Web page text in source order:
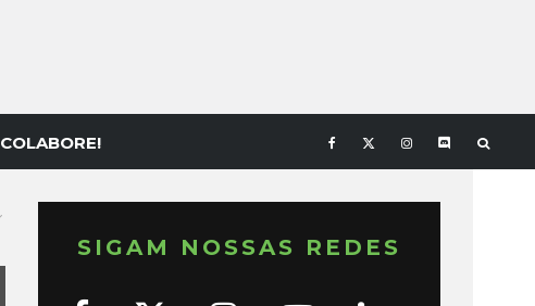
COLABORE!
SIGAM NOSSAS REDES